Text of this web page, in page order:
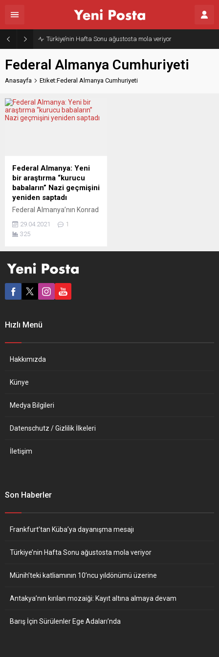
Türkiye’nin Hafta Sonu ağustosta mola veriyor
Federal Almanya Cumhuriyeti
Anasayfa Etiket:Federal Almanya Cumhuriyeti
Federal Almanya: Yeni
bir araştırma “kurucu
babaların” Nazi geçmişini
yeniden saptadı
Federal Almanya’nın Konrad
kuruluş yıllarında görev
yapmış yönetici elitlerin Nazi
Üniversitesi’ndeki yeni bir
“Malumun ilamı” sonuçlar,
herhangi bir tartışma
Üniversitesi bünyesinde
tanıtıldı. Sonuçlar, Federal
29.04.2021
1
325
Hızlı Menü
Hakkımızda
Künye
Medya Bilgileri
Datenschutz / Gizlilik İlkeleri
İletişim
Son Haberler
Frankfurt’tan Küba’ya dayanışma mesajı
Türkiye’nin Hafta Sonu ağustosta mola veriyor
Münih’teki katliamının 10’ncu yıldönümü üzerine
Antakya’nın kırılan mozaiği: Kayıt altına almaya devam
Barış İçin Sürülenler Ege Adaları’nda